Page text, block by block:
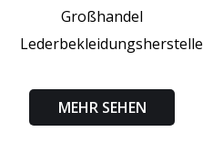
Großhandel
Lederbekleidungshersteller
MEHR SEHEN